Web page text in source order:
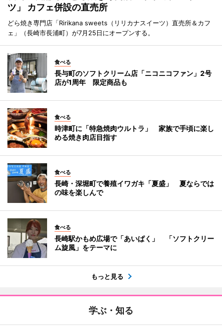
ツ」 カフェ併設の直売所
どら焼き専門店「Ririkana sweets（リリカナスイーツ）直売所＆カフ
ェ」（長崎市長浦町）が7月25日にオープンする。
食べる
長与町のソフトクリーム店「ニコニコファン」2号
店が1周年 限定商品も
食べる
時津町に「特急焼肉ウルトラ」 家族で手頃に楽し
める焼き肉店目指す
食べる
長崎・深堀町で養殖イワガキ「夏盛」 夏ならでは
の味を楽しんで
食べる
長崎駅かもめ広場で「あいぱく」 「ソフトクリー
ム旋風」をテーマに
もっと見る
学ぶ・知る